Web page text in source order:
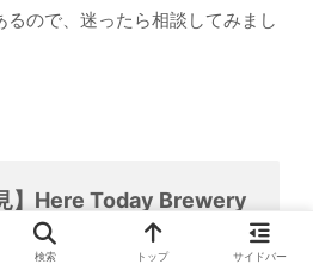
るので、迷ったら相談してみまし
】Here Today Brewery
すすめブルワリー＆飲
検索 トップ サイドバー